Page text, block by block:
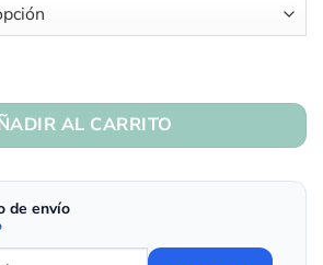
AL CARRITO
de envío